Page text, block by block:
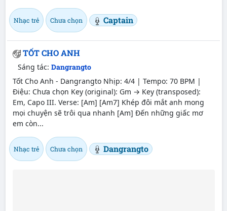
Nhạc trẻ Chưa chọn Captain
TỐT CHO ANH
Sáng tác: Dangrangto
Tốt Cho Anh - Dangrangto Nhịp: 4/4 | Tempo: 70 BPM |
Điệu: Chưa chọn Key (original): Gm → Key (transposed):
Em, Capo III. Verse: [Am] [Am7] Khép đôi mắt anh mong
mọi chuyện sẽ trôi qua nhanh [Am] Đến những giấc mơ
em còn...
Nhạc trẻ Chưa chọn Dangrangto